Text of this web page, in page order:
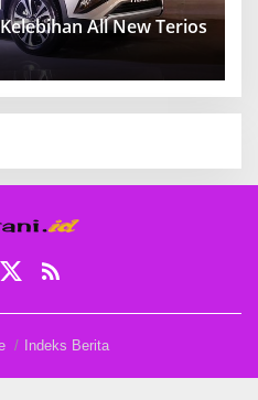
All New Terios
Indeks Berita